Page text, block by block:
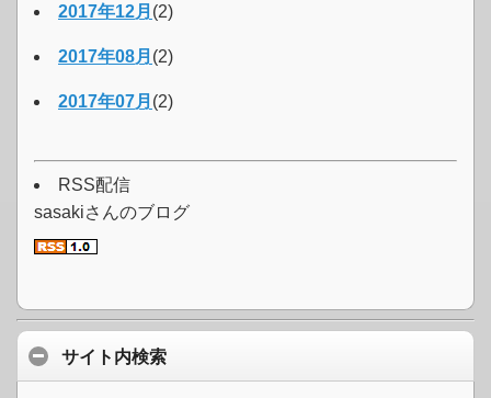
2017年12月 (2)
2017年08月 (2)
2017年07月 (2)
RSS配信
sasakiさんのブログ
サイト内検索